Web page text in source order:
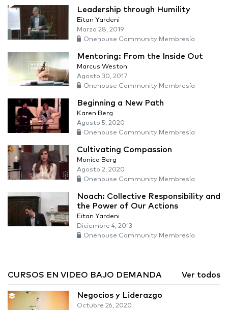
Leadership through Humility
Eitan Yardeni
Marzo 28, 2019
Onehouse Community Membresía
Mentoring: From the Inside Out
Marcus Weston
Agosto 30, 2017
Onehouse Community Membresía
Beginning a New Path
Karen Berg
Agosto 5, 2020
Onehouse Community Membresía
Cultivating Compassion
Monica Berg
Agosto 2, 2020
Onehouse Community Membresía
Noach: Collective Responsibility and
the Power of Our Actions
Eitan Yardeni
Diciembre 4, 2013
Onehouse Community Membresía
CURSOS EN VIDEO BAJO DEMANDA Ver todos
Negocios y Liderazgo
Octubre 26, 2020